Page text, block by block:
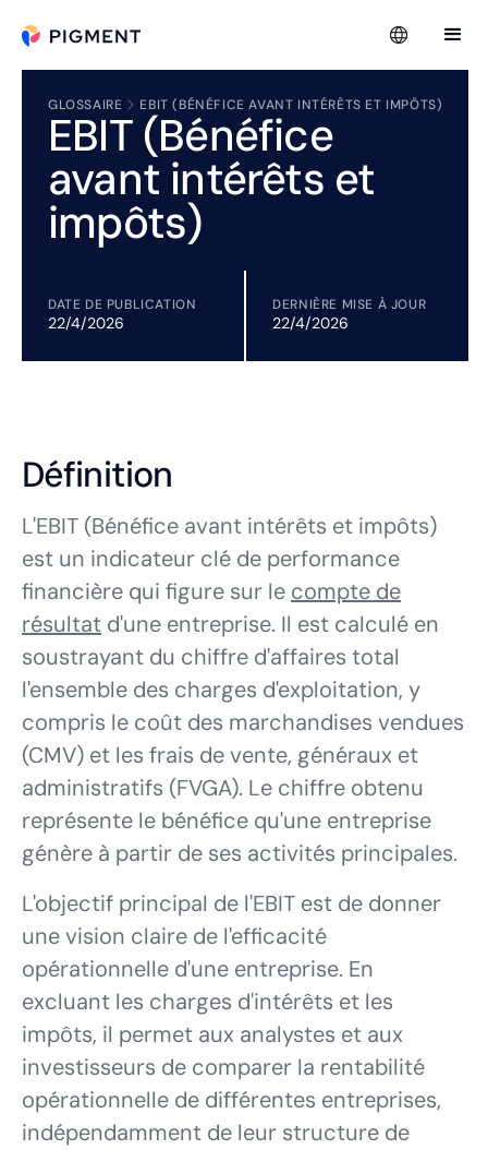
GLOSSAIRE EBIT (BÉNÉFICE AVANT INTÉRÊTS ET IMPÔTS)
EBIT (Bénéfice
avant intérêts et
impôts)
DATE DE PUBLICATION
22/4/2026
DERNIÈRE MISE À JOUR
22/4/2026
Définition
L'EBIT (Bénéfice avant intérêts et impôts)
est un indicateur clé de performance
financière qui figure sur le compte de
résultat d'une entreprise. Il est calculé en
soustrayant du chiffre d'affaires total
l'ensemble des charges d'exploitation, y
compris le coût des marchandises vendues
(CMV) et les frais de vente, généraux et
administratifs (FVGA). Le chiffre obtenu
représente le bénéfice qu'une entreprise
génère à partir de ses activités principales.
L'objectif principal de l'EBIT est de donner
une vision claire de l'efficacité
opérationnelle d'une entreprise. En
excluant les charges d'intérêts et les
impôts, il permet aux analystes et aux
investisseurs de comparer la rentabilité
opérationnelle de différentes entreprises,
indépendamment de leur structure de